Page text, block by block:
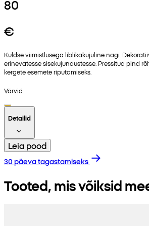
80
€
Kuldse viimistlusega liblikakujuline nagi.
erinevatesse sisekujundustesse. Pressitud pind
kergete esemete riputamiseks.
Värvid
Detailid
Leia pood
30 päeva tagastamiseks
Tooted, mis võiksid